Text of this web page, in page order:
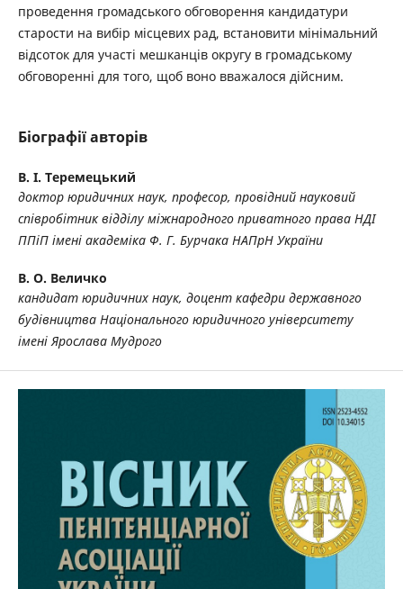
проведення громадського обговорення кандидатури
старости на вибір місцевих рад, встановити мінімальний
відсоток для участі мешканців округу в громадському
обговоренні для того, щоб воно вважалося дійсним.
Біографії авторів
В. І. Теремецький
доктор юридичних наук, професор, провідний науковий
співробітник відділу міжнародного приватного права НДІ
ППіП імені академіка Ф. Г. Бурчака НАПрН України
В. О. Величко
кандидат юридичних наук, доцент кафедри державного
будівництва Національного юридичного університету
імені Ярослава Мудрого